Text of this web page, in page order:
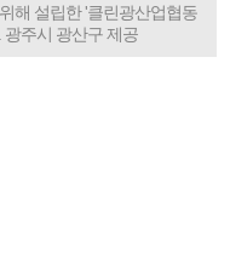
해 설립한 '클린광산업협동
광주시 광산구 제공